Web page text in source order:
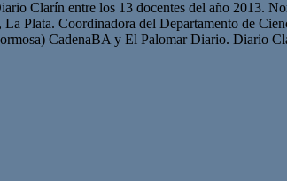
Clarín entre los 13 docentes del año 2013.
Plata. Coordinadora del Departamento de
CadenaBA y El Palomar Diario. Diario